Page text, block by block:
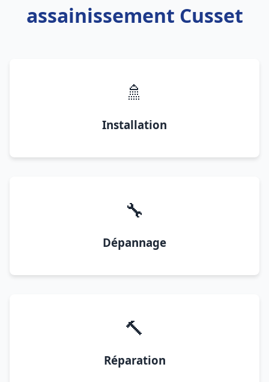
assainissement Cusset
🚿
Installation
🔧
Dépannage
🔨
Réparation